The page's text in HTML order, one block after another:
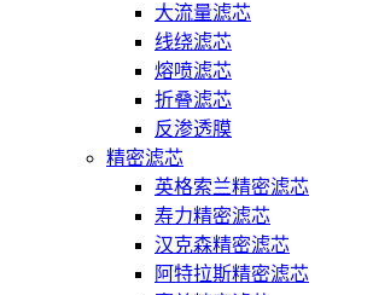
大流量滤芯
线绕滤芯
熔喷滤芯
折叠滤芯
反渗透膜
精密滤芯
英格索兰精密滤芯
寿力精密滤芯
汉克森精密滤芯
阿特拉斯精密滤芯